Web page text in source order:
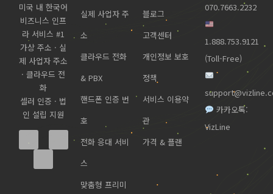
미국 내 한국어
비즈니스 인프
라 서비스 #1
가상 주소 · 실
제 사업자 주소
· 클라우드 전
화
셀러 인증 · 법
인 설립 지원
실제 사업자 주
소
클라우드 전화
& PBX
핸드폰 인증 번
호
전화 응대 서비
스
맞춤형 프리미
블로그
고객센터
개인정보 보호
정책
서비스 이용약
관
가격 & 플랜
070.7663.2232
1.888.753.9121
(Toll-Free)
카카오톡:
VizLine